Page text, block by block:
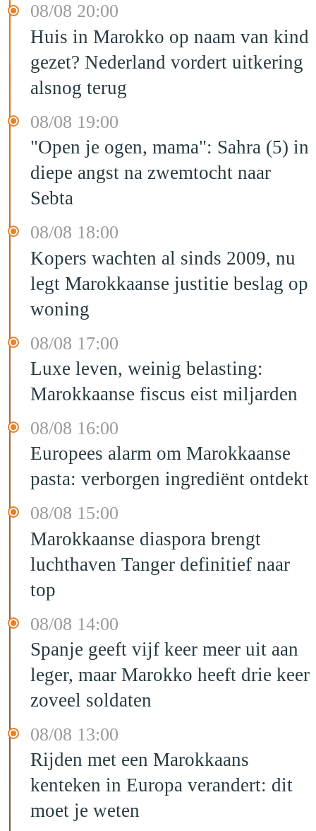
08/08 20:00
Huis in Marokko op naam van kind
gezet? Nederland vordert uitkering
alsnog terug
08/08 19:00
"Open je ogen, mama": Sahra (5) in
diepe angst na zwemtocht naar
Sebta
08/08 18:00
Kopers wachten al sinds 2009, nu
legt Marokkaanse justitie beslag op
woning
08/08 17:00
Luxe leven, weinig belasting:
Marokkaanse fiscus eist miljarden
08/08 16:00
Europees alarm om Marokkaanse
pasta: verborgen ingrediënt ontdekt
08/08 15:00
Marokkaanse diaspora brengt
luchthaven Tanger definitief naar
top
08/08 14:00
Spanje geeft vijf keer meer uit aan
leger, maar Marokko heeft drie keer
zoveel soldaten
08/08 13:00
Rijden met een Marokkaans
kenteken in Europa verandert: dit
moet je weten